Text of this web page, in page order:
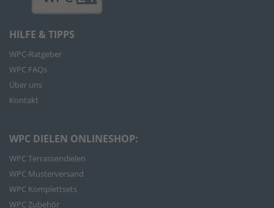
HILFE & TIPPS
WPC-Ratgeber
WPC FAQs
Über uns
Kontakt
WPC DIELEN ONLINESHOP:
WPC Terrassendielen
WPC Musterversand
WPC Komplettsets
WPC Zubehör